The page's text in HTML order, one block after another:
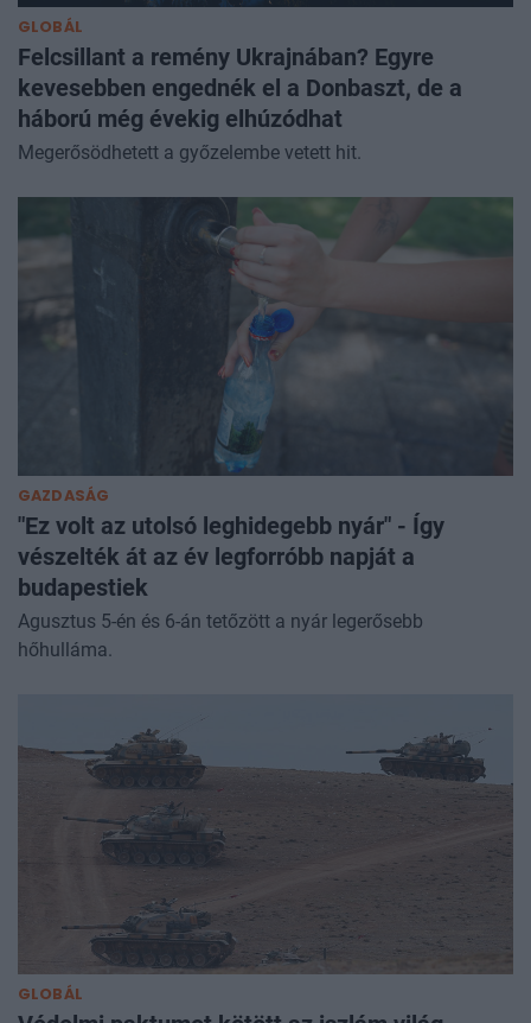
GLOBÁL
Felcsillant a remény Ukrajnában? Egyre
kevesebben engednék el a Donbaszt, de a
háború még évekig elhúzódhat
Megerősödhetett a győzelembe vetett hit.
GAZDASÁG
"Ez volt az utolsó leghidegebb nyár" - Így
vészelték át az év legforróbb napját a
budapestiek
Agusztus 5-én és 6-án tetőzött a nyár legerősebb
hőhulláma.
GLOBÁL